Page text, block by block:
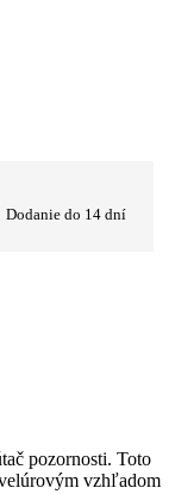
Dodanie do 14 dní
pozornosti. Toto
vzhľadom